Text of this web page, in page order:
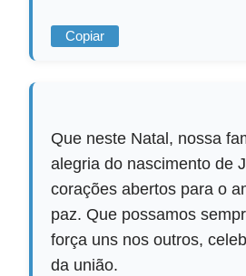
Copiar
Que neste Natal, nossa
alegria do nascimento de
corações abertos para o
paz. Que possamos
força uns nos outros,
da união.